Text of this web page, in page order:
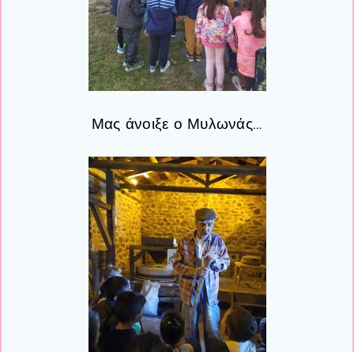
Μας άνοιξε ο Μυλωνάς…